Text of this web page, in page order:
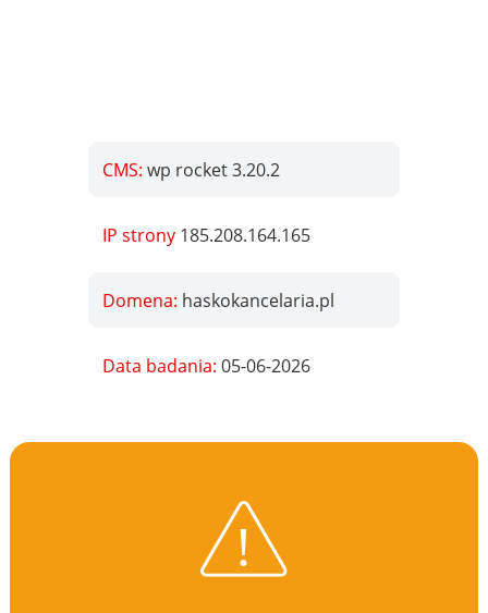
CMS:wp rocket 3.20.2
IP strony 185.208.164.165
Domena: haskokancelaria.pl
Data badania:05-06-2026